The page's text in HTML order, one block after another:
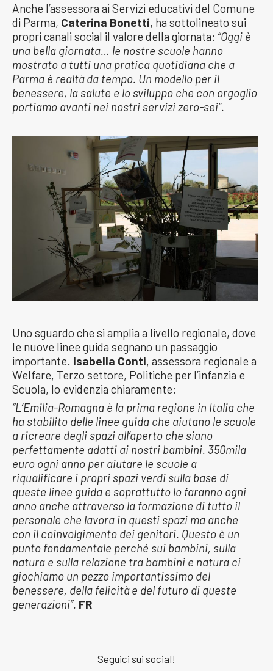
Anche l’assessora ai Servizi educativi del Comune
di Parma, Caterina Bonetti, ha sottolineato sui
propri canali social il valore della giornata: “Oggi è
una bella giornata… le nostre scuole hanno
mostrato a tutti una pratica quotidiana che a
Parma è realtà da tempo. Un modello per il
benessere, la salute e lo sviluppo che con orgoglio
portiamo avanti nei nostri servizi zero-sei”.
Uno sguardo che si amplia a livello regionale, dove
le nuove linee guida segnano un passaggio
importante. Isabella Conti, assessora regionale a
Welfare, Terzo settore, Politiche per l’infanzia e
Scuola, lo evidenzia chiaramente:
“L’Emilia-Romagna è la prima regione in Italia che
ha stabilito delle linee guida che aiutano le scuole
a ricreare degli spazi all’aperto che siano
perfettamente adatti ai nostri bambini. 350mila
euro ogni anno per aiutare le scuole a
riqualificare i propri spazi verdi sulla base di
queste linee guida e soprattutto lo faranno ogni
anno anche attraverso la formazione di tutto il
personale che lavora in questi spazi ma anche
con il coinvolgimento dei genitori. Questo è un
punto fondamentale perché sui bambini, sulla
natura e sulla relazione tra bambini e natura ci
giochiamo un pezzo importantissimo del
benessere, della felicità e del futuro di queste
generazioni”. FR
Seguici sui social!